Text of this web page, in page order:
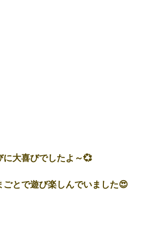
に大喜びでしたよ～💞
ごとで遊び楽しんでいました😍